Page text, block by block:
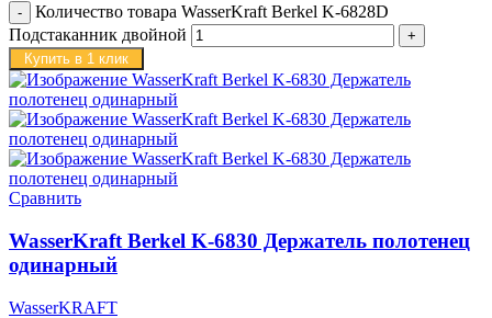
Количество товара WasserKraft Berkel K-6828D
Подстаканник двойной
Купить в 1 клик
Сравнить
WasserKraft Berkel K-6830 Держатель полотенец
одинарный
WasserKRAFT